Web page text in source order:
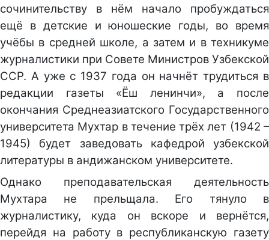
сочинительству в нём начало пробуждаться
ещё в детские и юношеские годы, во время
учёбы в средней школе, а затем и в техникуме
журналистики при Совете Министров Узбекской
ССР. А уже с 1937 года он начнёт трудиться в
редакции газеты «Ёш ленинчи», а после
окончания Среднеазиатского Государственного
университета Мухтар в течение трёх лет (1942 –
1945) будет заведовать кафедрой узбекской
литературы в андижанском университете.
Однако преподавательская деятельность
Мухтара не прельщала. Его тянуло в
журналистику, куда он вскоре и вернётся,
перейдя на работу в республиканскую газету